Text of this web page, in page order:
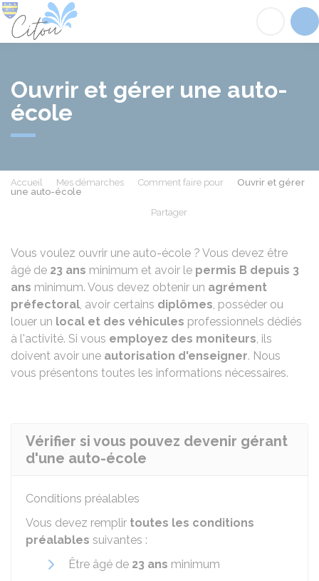
Ouvrir et gérer une auto-
école
Accueil Mes démarches Comment faire pour
Ouvrir et gérer
une auto-école
Partager
Vous voulez ouvrir une auto-école ? Vous devez être
âgé de 23 ans minimum et avoir le permis B depuis 3
ans minimum. Vous devez obtenir un agrément
préfectoral, avoir certains diplômes, posséder ou
louer un local et des véhicules professionnels dédiés
à l'activité. Si vous employez des moniteurs, ils
doivent avoir une autorisation d'enseigner. Nous
vous présentons toutes les informations nécessaires.
Vérifier si vous pouvez devenir gérant
d'une auto-école
Conditions préalables
Vous devez remplir toutes les conditions
préalables suivantes :
Être âgé de 23 ans minimum